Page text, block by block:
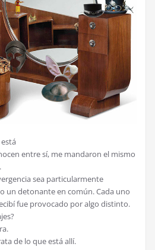
entre sí, me mandaron el mismo
sea particularmente
un detonante en común. Cada uno
fue provocado por algo distinto.
de lo que está allí.